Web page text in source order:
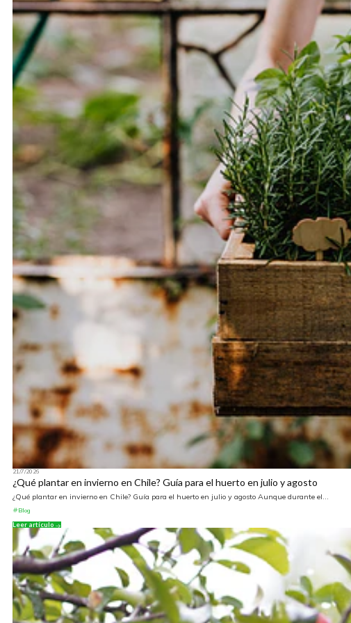
21/7/2026
¿Qué plantar en invierno en Chile? Guía para el huerto en julio y agosto
¿Qué plantar en invierno en Chile? Guía para el huerto en julio y agosto Aunque durante el...
Blog
Leer artículo